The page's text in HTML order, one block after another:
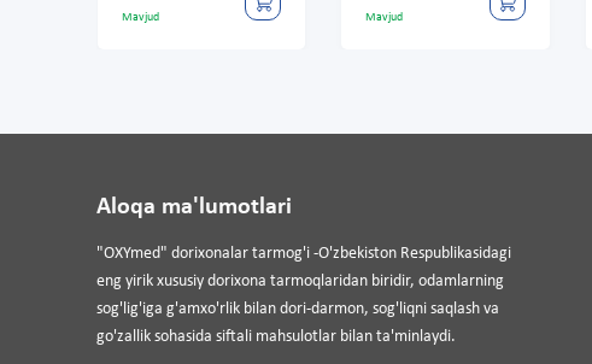
Aloqa ma'lumotlari
"OXYmed" dorixonalar tarmog'i -O'zbekiston Respublikasidagi
eng yirik xususiy dorixona tarmoqlaridan biridir, odamlarning
sog'lig'iga g'amxo'rlik bilan dori-darmon, sog'liqni saqlash va
go'zallik sohasida siftali mahsulotlar bilan ta'minlaydi.